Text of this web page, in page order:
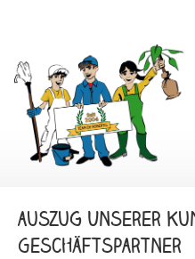
auszug Unserer
Geschäftspartner